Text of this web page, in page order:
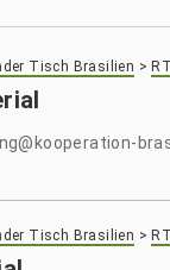
Tisch Brasilien >
Tisch Brasilien >